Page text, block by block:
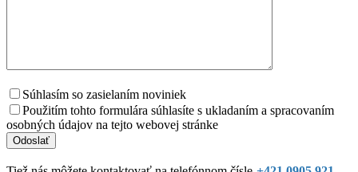
Súhlasím so zasielaním noviniek
Použitím tohto formulára súhlasíte s ukladaním a spracovaním
osobných údajov na tejto webovej stránke